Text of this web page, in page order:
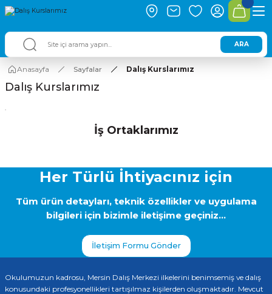
ARA
Anasayfa Sayfalar Dalış Kurslarımız
Dalış Kurslarımız
.
İş Ortaklarımız
Her Türlü İhtiyacınız için
Tüm ürün detayları, teknik özellikler ve uygulama
bilgileri için bizimle iletişime geçiniz...
İletişim Formu Gönder
Okulumuzun kadrosu, Mersin Dalış Merkezi ilkelerini benimsemiş ve dalış
konusundaki profesyonellikleri tartışılmaz kişilerden oluşmaktadır. Mevcut